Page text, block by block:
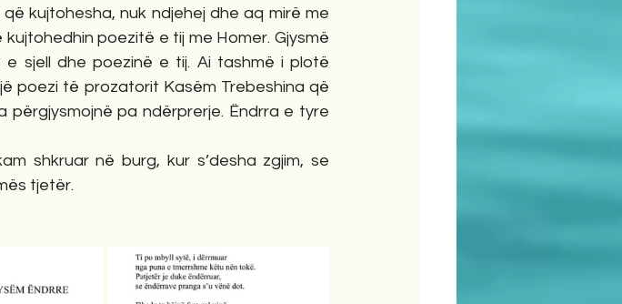
kujtohesha, nuk ndjehej dhe aq mirë me
poezitë e tij me Homer. Gjysmë
sjell dhe poezinë e tij. Ai tashmë i plotë
poezi të prozatorit Kasëm Trebeshina që
pa ndërprerje. Ëndrra e tyre
tjetër.